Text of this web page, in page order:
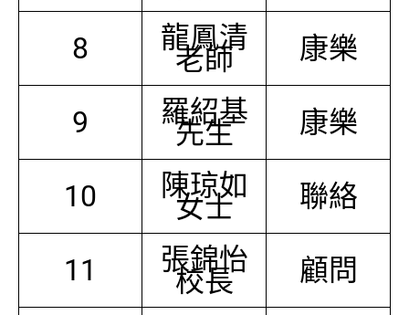
8 龍鳳清
老師 康樂
9 羅紹基
先生 康樂
10 陳琼如
女士 聯絡
11 張錦怡
校長 顧問